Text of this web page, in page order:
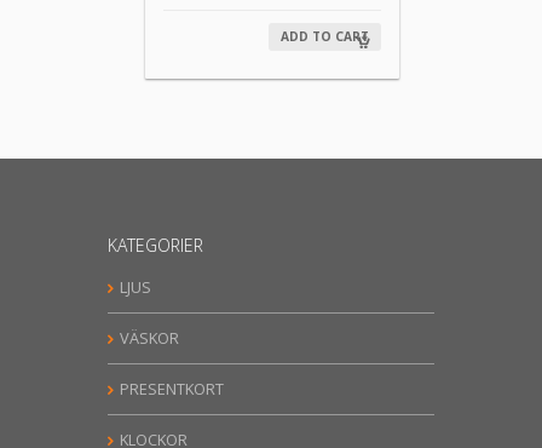
ADD TO CART
KATEGORIER
LJUS
VÄSKOR
PRESENTKORT
KLOCKOR